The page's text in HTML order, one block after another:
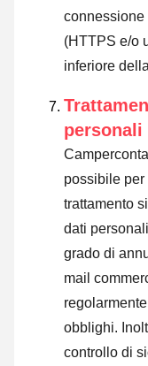
connessione
(HTTPS e/o
inferiore
personali
possibile per
trattamento
dati
grado di
mail
obblighi.
controllo di